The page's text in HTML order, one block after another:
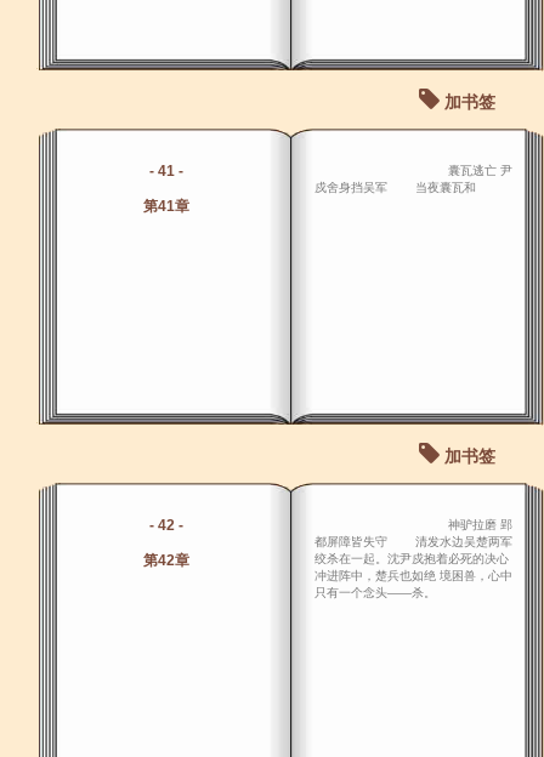
加书签
- 41 -
第41章
囊瓦逃亡 尹
戍舍身挡吴军 当夜囊瓦和
加书签
- 42 -
第42章
神驴拉磨 郢
都屏障皆失守 清发水边吴楚两军
绞杀在一起。沈尹戍抱着必死的决心
冲进阵中，楚兵也如绝 境困兽，心中
只有一个念头――杀。